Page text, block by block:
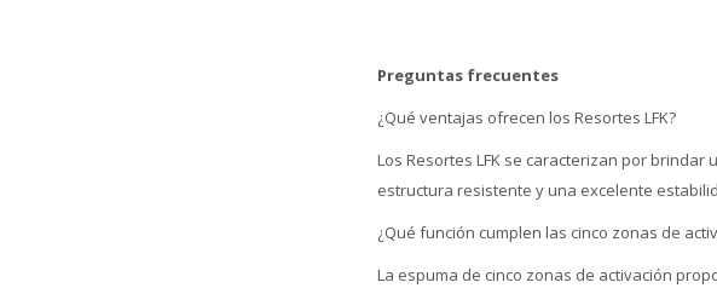
Preguntas frecuentes
¿Qué ventajas ofrecen los Resortes LFK?
Los Resortes LFK se caracterizan por
estructura resistente y una excelente
¿Qué función cumplen las cinco zonas de
La espuma de cinco zonas de activación